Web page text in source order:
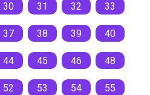
30 31 32 33
37 38 39 40
44 45 46 48
52 53 54 55